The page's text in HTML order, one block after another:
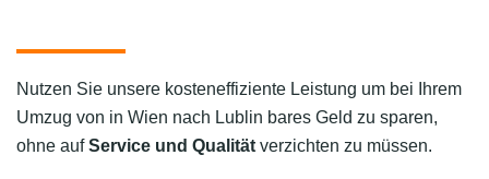
Nutzen Sie unsere kosteneffiziente Leistung um bei Ihrem
Umzug von in Wien nach Lublin bares Geld zu sparen,
ohne aufService und Qualität verzichten zu müssen.